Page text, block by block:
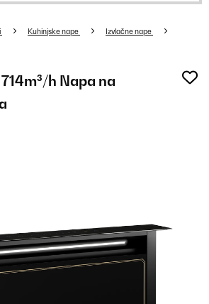
Kuhinjske nape Izvlačne nape
h Napa na